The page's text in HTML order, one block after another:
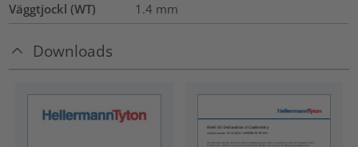
Väggtjockl (WT) 1.4 mm
Downloads